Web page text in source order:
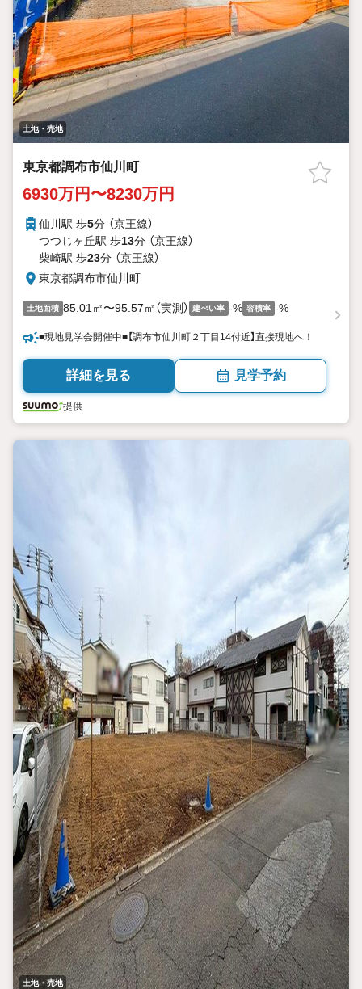
土地・売地
東京都調布市仙川町
6930万円〜8230万円
仙川駅 歩5分 （京王線）
つつじヶ丘駅 歩13分 （京王線）
柴崎駅 歩23分 （京王線）
東京都調布市仙川町
土地面積 85.01㎡〜95.57㎡（実測） 建ぺい率 -% 容積率 -%
■現地見学会開催中■【調布市仙川町２丁目14付近】直接現地へ！
詳細を見る 見学予約
提供
土地・売地